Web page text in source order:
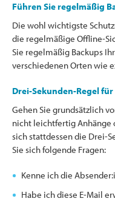
Führen Sie regelmäßig
Die wohl wichtigste
die regelmäßige Offline-
Sie regelmäßig Backups
verschiedenen Orten wie
Drei-Sekunden-Regel
Gehen Sie grundsätzlich
nicht leichtfertig Anhänge
sich stattdessen die Drei-
Sie sich folgende Fragen:
Kenne ich die
Habe ich diese E-Mail